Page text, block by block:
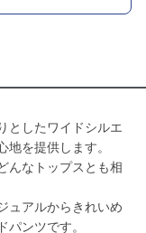
としたワイドシルエ
を提供します。
んなトップスとも相
ュアルからきれいめ
パンツです。